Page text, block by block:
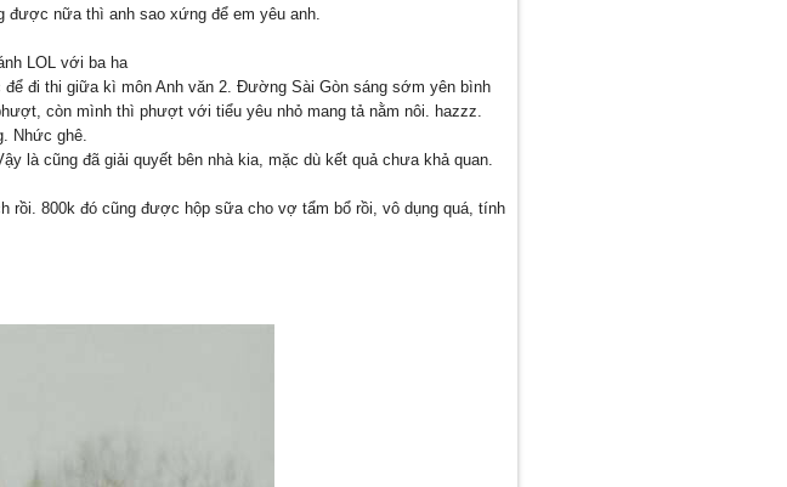
được nữa thì anh sao xứng để em yêu anh.
LOL với ba ha
đi thi giữa kì môn Anh văn 2. Đường Sài Gòn sáng sớm yên bình
còn mình thì phượt với tiểu yêu nhỏ mang tả nằm nôi. hazzz.
Nhức ghê.
là cũng đã giải quyết bên nhà kia, mặc dù kết quả chưa khả quan.
rồi. 800k đó cũng được hộp sữa cho vợ tẩm bổ rồi, vô dụng quá, tính